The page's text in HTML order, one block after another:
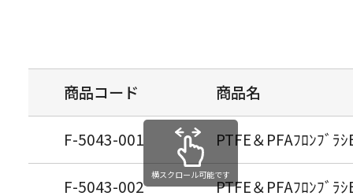
商品コード 商品名
F-5043-001 PTFE＆PFAﾌﾛﾝﾌﾞ
F-5043-002 PTFE＆PFAﾌﾛﾝﾌﾞ
横スクロール可能です